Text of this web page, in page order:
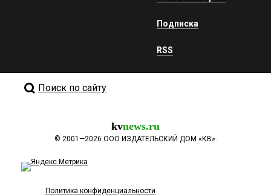
Подписка
RSS
Поиск по сайту
kvnews.ru
© 2001—2026 ООО ИЗДАТЕЛЬСКИЙ ДОМ «КВ».
Политика конфиденциальности